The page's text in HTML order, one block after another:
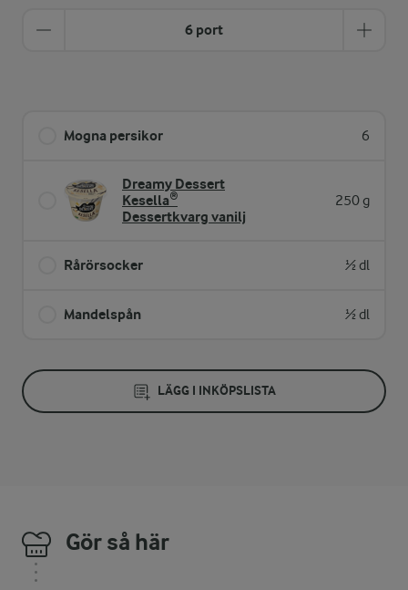
6 port
Mogna persikor 6
Dreamy Dessert
Kesella®
Dessertkvarg vanilj
250 g
Rårörsocker ½ dl
Mandelspån ½ dl
LÄGG I INKÖPSLISTA
Gör så här